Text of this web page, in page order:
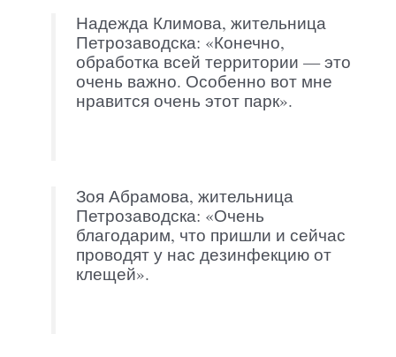
Надежда Климова, жительница
Петрозаводска: «Конечно,
обработка всей территории — это
очень важно. Особенно вот мне
нравится очень этот парк».
Зоя Абрамова, жительница
Петрозаводска: «Очень
благодарим, что пришли и сейчас
проводят у нас дезинфекцию от
клещей».